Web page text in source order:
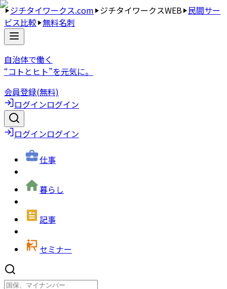
ジチタイワークス.com ジチタイワークスWEB 民間サー
ビス比較 無料名刺
自治体で働く
“コトとヒト”を元気に。
会員登録(無料)
ログインログイン
ログインログイン
仕事
暮らし
記事
セミナー